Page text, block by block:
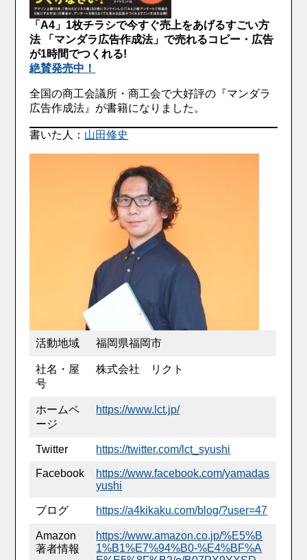
「A4」1枚チラシで今すぐ売上をあげるすごい方
法 「マンダラ広告作成法」で売れるコピー・広告
が1時間でつくれる!
絶賛発売中！
全国の商工会議所・商工会で大好評の『マンダラ
広告作成法』が書籍になりました。
書いた人： 山田修史
活動地域 福岡県福岡市
社名・屋
号
株式会社 リクト
ホームペ
ージ
https://www.lct.jp/
Twitter https://twitter.com/lct_syushi
Facebook
https://www.facebook.com/yamadas
yushi
ブログ https://a4kikaku.com/blog/?user=47
Amazon
著者情報
https://www.amazon.co.jp/%E5%B
1%B1%E7%94%B0-%E4%BF%A